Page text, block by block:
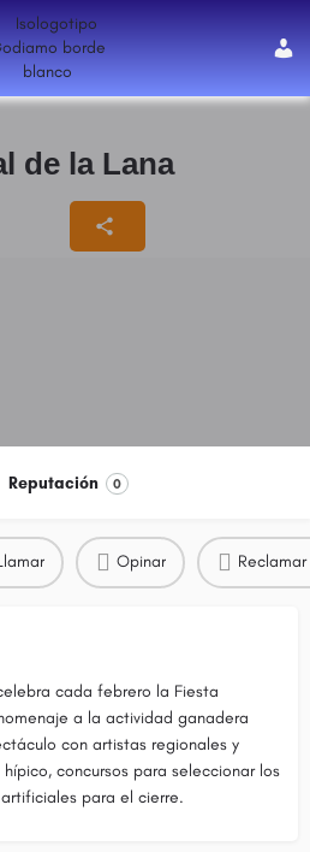
de la Lana
Reputación 0
Opinar
cada febrero la Fiesta
a la actividad ganadera
con artistas regionales y
concursos para seleccionar los
para el cierre.